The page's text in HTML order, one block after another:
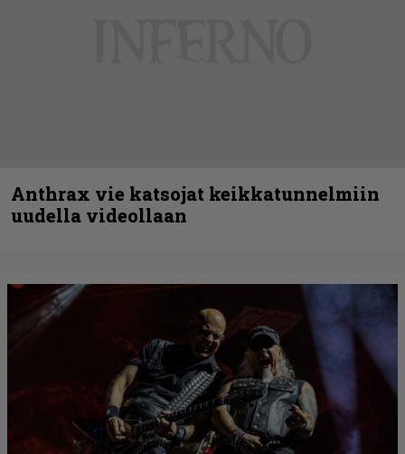
Anthrax vie katsojat keikkatunnelmiin
uudella videollaan